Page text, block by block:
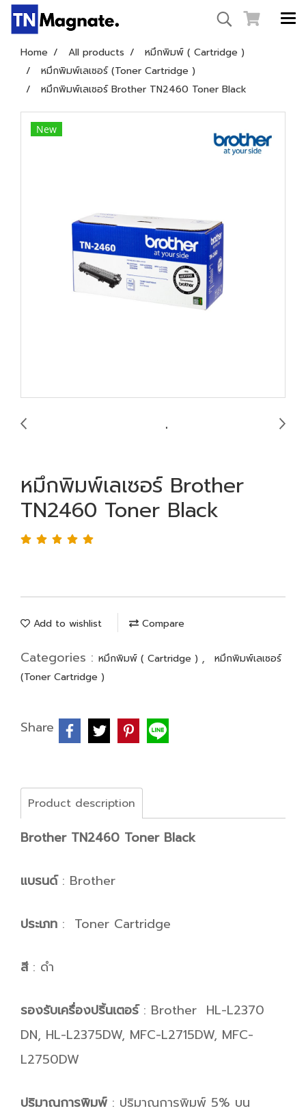
Home All products
หมึกพิมพ์ ( Cartridge )
หมึกพิมพ์เลเซอร์ (Toner Cartridge )
หมึกพิมพ์เลเซอร์ Brother TN2460 Toner Black
New
หมึกพิมพ์เลเซอร์ Brother
TN2460 Toner Black
Add to wishlist Compare
Categories : หมึกพิมพ์ ( Cartridge ) ,
หมึกพิมพ์เลเซอร์
(Toner Cartridge )
Share
Product description
Brother TN2460 Toner Black
แบรนด์: Brother
ประเภท : Toner Cartridge
สี: ดำ
รองรับเครื่องปริ้นเตอร์: Brother HL-L2370
DN, HL-L2375DW, MFC-L2715DW, MFC-
L2750DW
ปริมาณการพิมพ์ : ปริมาณการพิมพ์ 5% บน